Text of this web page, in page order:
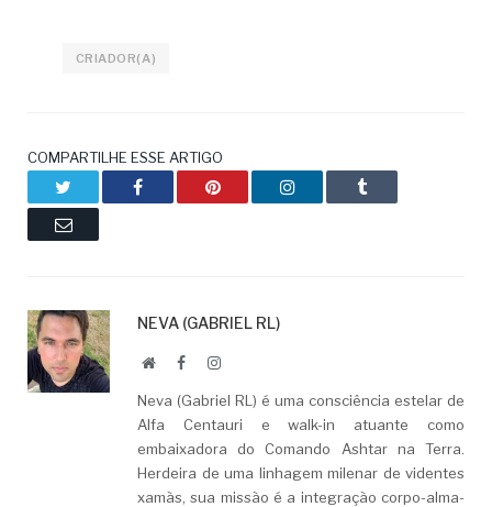
CRIADOR(A)
COMPARTILHE ESSE ARTIGO
Facebook Pinterest LinkedIn Tumblr
Email
NEVA (GABRIEL RL)
WebsiteFacebookLinkedIn
Neva (Gabriel RL) é uma consciência estelar de
Alfa Centauri e walk-in atuante como
embaixadora do Comando Ashtar na Terra.
Herdeira de uma linhagem milenar de videntes
xamãs, sua missão é a integração corpo-alma-